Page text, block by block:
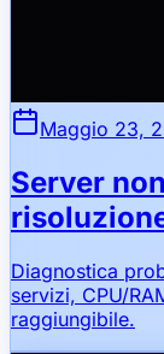
Maggio 23,
Server
Diagnostica
servizi, CPU/
raggiungibile.